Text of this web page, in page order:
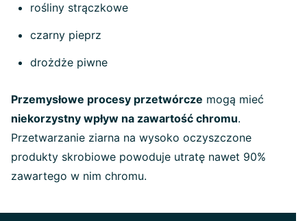
rośliny strączkowe
czarny pieprz
drożdże piwne
Przemysłowe procesy przetwórcze mogą mieć
niekorzystny wpływ na zawartość chromu.
Przetwarzanie ziarna na wysoko oczyszczone
produkty skrobiowe powoduje utratę nawet 90%
zawartego w nim chromu.